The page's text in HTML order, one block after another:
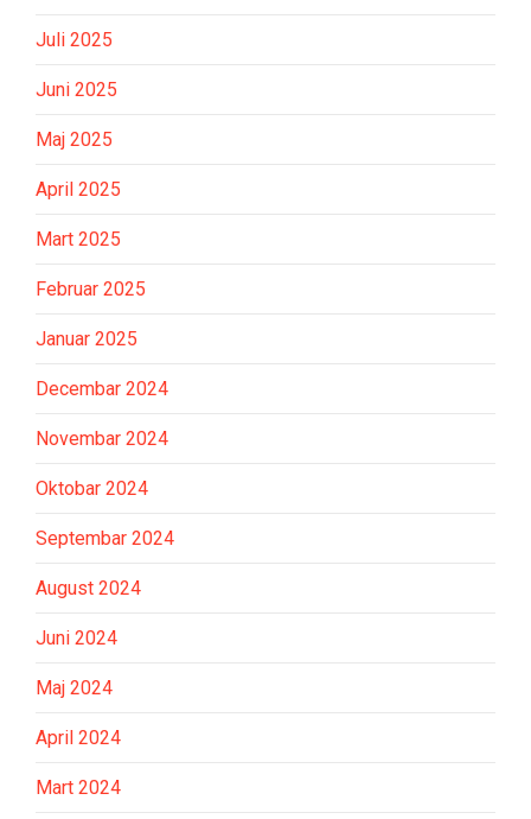
Juli 2025
Juni 2025
Maj 2025
April 2025
Mart 2025
Februar 2025
Januar 2025
Decembar 2024
Novembar 2024
Oktobar 2024
Septembar 2024
August 2024
Juni 2024
Maj 2024
April 2024
Mart 2024